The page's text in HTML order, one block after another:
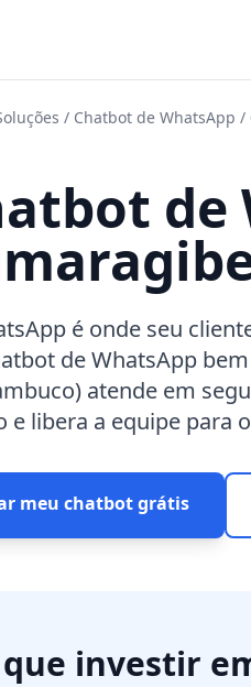
/ Chatbot de WhatsApp /
de
é onde seu
de WhatsApp
atende em
e libera a equipe para
meu chatbot grátis
investir